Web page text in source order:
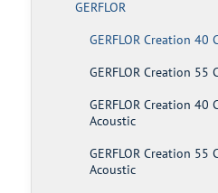
GERFLOR
GERFLOR Creation 40
GERFLOR Creation 55
GERFLOR Creation 40
Acoustic
GERFLOR Creation 55
Acoustic